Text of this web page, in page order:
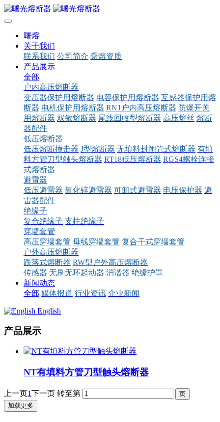
曙熔
关于我们
联系我们 公司简介 曙熔资质
产品展示
全部
户内高压熔断器
变压器保护用熔断器 电容保护用熔断器 互感器保护用熔
断器 电机保护用熔断器 RN1户内高压熔断器 防爆开关
用熔断器 双敏熔断器 尾线回收型熔断器 高压熔丝 熔断
器配件
低压熔断器
低压熔断撞击器 J型熔断器 无填料封闭管式熔断器 有填
料方管刀型触头熔断器 RT18低压熔断器 RGS4螺栓连接
式熔断器
避雷器
低压避雷器 氧化锌避雷器 可卸式避雷器 电压保护器 避
雷器配件
绝缘子
复合绝缘子 支柱绝缘子
穿墙套管
高压穿墙套管 母线穿墙套管 复合干式穿墙套管
户外高压熔断器
跌落式熔断器 RW型户外高压熔断器
传感器 无刷无环起动器 消谐器 绝缘护罩
新闻动态
全部 媒体报道 行业资讯 企业新闻
English
产品展示
NT有填料方管刀型触头熔断器
上一页1下一页 转至第
加载更多